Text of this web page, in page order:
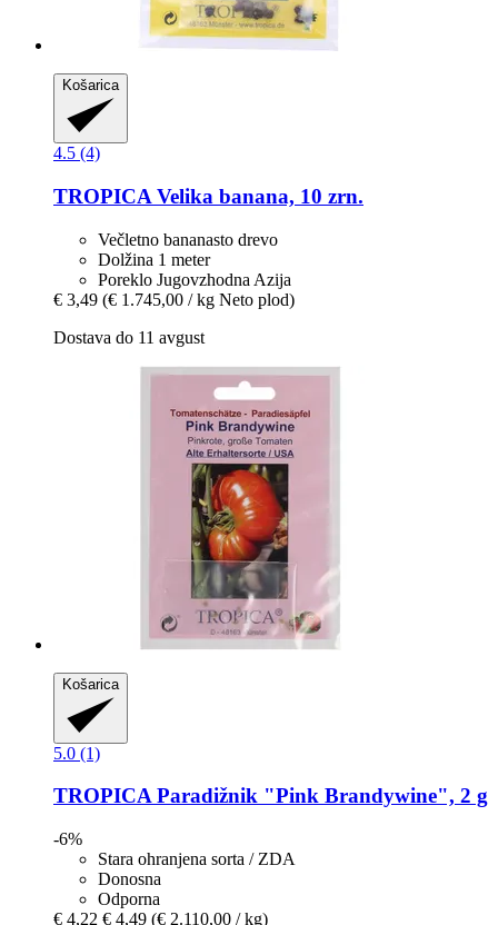
Košarica
4.5 (4)
TROPICA Velika banana, 10 zrn.
Večletno bananasto drevo
Dolžina 1 meter
Poreklo Jugovzhodna Azija
€ 3,49 (€ 1.745,00 / kg Neto plod)
Dostava do 11 avgust
Košarica
5.0 (1)
TROPICAParadižnik "Pink Brandywine", 2 g
-6%
Stara ohranjena sorta / ZDA
Donosna
Odporna
€ 4,22 € 4,49 (€ 2.110,00 / kg)